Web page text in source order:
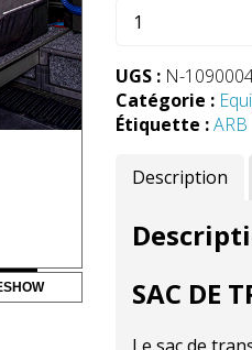
de
Transit
Frigo
47L
UGS : N-
Catégorie :
Étiquette :ARB
Description
SAC DE